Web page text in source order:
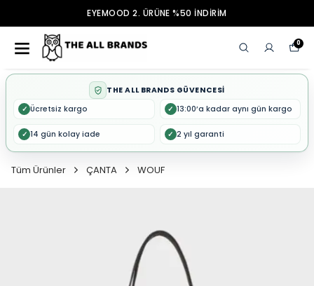
EYEMOOD 2. ÜRÜNE %50 İNDİRİM
0
THE ALL BRANDS GÜVENCESİ
✓ Ücretsiz kargo ✓ 13:00’a kadar aynı gün kargo
✓ 14 gün kolay iade ✓ 2 yıl garanti
Tüm Ürünler ÇANTA WOUF